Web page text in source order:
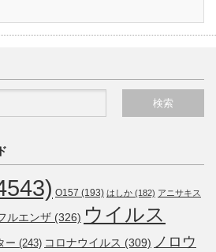
O157 (193) はしか (182) アニサキス
ルエンザ (326) ウイルス
ー (243) コロナウイルス (309) ノロウ